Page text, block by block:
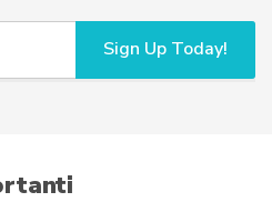
Sign Up Today!